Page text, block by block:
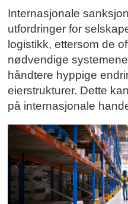
Internasjonale
utfordringer for
logistikk, ettersom de
nødvendige
håndtere hyppige
eierstrukturer. Dette
på internasjonale